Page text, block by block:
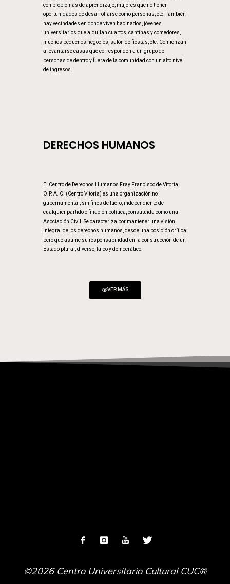
con problemas de aprendizaje, mujeres que no tienen
oportunidades de desarrollarse como personas, etc. También
hay vecindades en donde viven hacinados, jóvenes
universitarios que alquilan cuartos, cantinas y comedores,
muchos pequeños negocios, salón de fiestas, etc. Comienzan
a levantarse casas que corresponden a un grupo de
personas de dentro y fuera de la comunidad con un alto nivel
de ingresos.
DERECHOS HUMANOS
El Centro de Derechos Humanos Fray Francisco de Vitoria,
O.P. A. C. (Centro Vitoria) es una organización no
gubernamental, sin fines de lucro, independiente de
cualquier partido o filiación política, constituida como una
Asociación Civil. Se caracteriza por mantener una visión
integral de los derechos humanos, desde una posición crítica
pero que asume su responsabilidad en la construcción de un
Estado plural, diverso, laico y democrático.
VER MÁS
©2026 Centro Universitario Cultural CUC®